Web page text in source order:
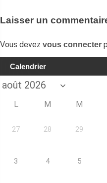
l’article
Laisser un
Vous devez vous connecter
Calendrier
L M M
27 28 29
3 4 5